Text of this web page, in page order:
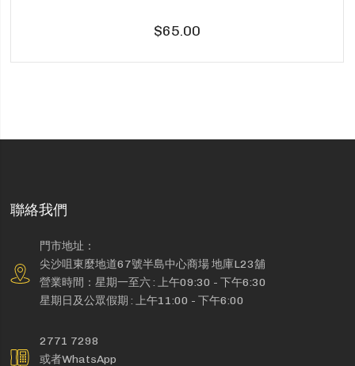
$65.00
聯絡我們
門市地址：
尖沙咀東麼地道67號半島中心商場 地庫L23舖
營業時間：星期一至六 : 上午09:30 - 下午6:30
星期日及公眾假期 : 上午11:00 - 下午6:00
2771 7298
或者WhatsApp